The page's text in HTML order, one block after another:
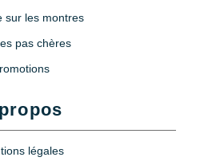
sur les montres
pas chères
légales